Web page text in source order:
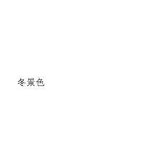
冬景色